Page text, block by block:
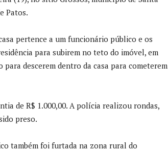
Patos.
pertence a um funcionário público e os
para subirem no teto do imóvel, em
descerem dentro da casa para cometerem
de R$ 1.000,00. A polícia realizou rondas,
preso.
também foi furtada na zona rural do